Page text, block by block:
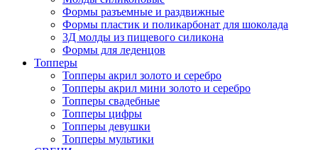
Формы разъемные и раздвижные
Формы пластик и поликарбонат для шоколада
3Д молды из пищевого силикона
Формы для леденцов
Топперы
Топперы акрил золото и серебро
Топперы акрил мини золото и серебро
Топперы свадебные
Топперы цифры
Топперы девушки
Топперы мультики